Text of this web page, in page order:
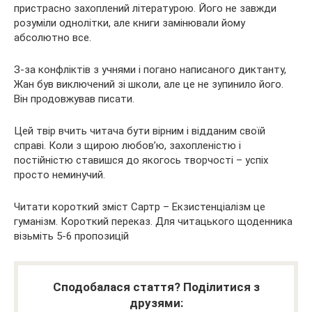
пристрасно захоплений літературою. Його не завжди
розуміли однолітки, але книги замінювали йому
абсолютно все.
З-за конфліктів з учнями і погано написаного диктанту,
Жан був виключений зі школи, але це не зупинило його.
Він продовжував писати.
Цей твір вчить читача бути вірним і відданим своїй
справі. Коли з щирою любов’ю, захопленістю і
постійністю ставишся до якогось творчості – успіх
просто неминучий.
Читати короткий зміст Сартр – Екзистенціалізм це
гуманізм. Короткий переказ. Для читацького щоденника
візьміть 5-6 пропозицій
Сподобалася стаття? Поділитися з
друзями: